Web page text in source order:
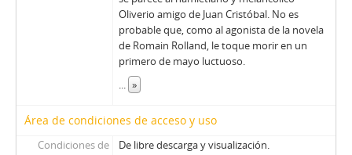
Oliverio amigo de Juan Cristóbal. No es
probable que, como al agonista de la novela
de Romain Rolland, le toque morir en un
primero de mayo luctuoso.
... »
Área de condiciones de acceso y uso
Condiciones de
De libre descarga y visualización.